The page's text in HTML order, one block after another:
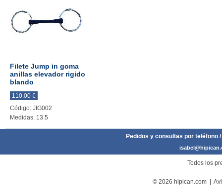
Filete Jump in goma
anillas elevador rigido
blando
110.00 €
Código: JIG002
Medidas: 13.5
Pedidos y consultas por teléfono
Todos los
© 2026 hipican.com |